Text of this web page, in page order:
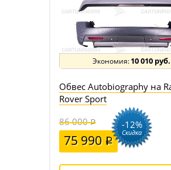
10 010 руб.
Обвес Autobiography на
Rover Sport
86 000
75 990
-12%
Скидка